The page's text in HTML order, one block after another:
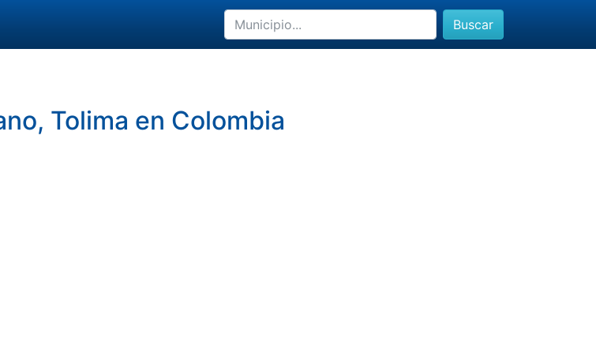
Buscar
Tolima en Colombia